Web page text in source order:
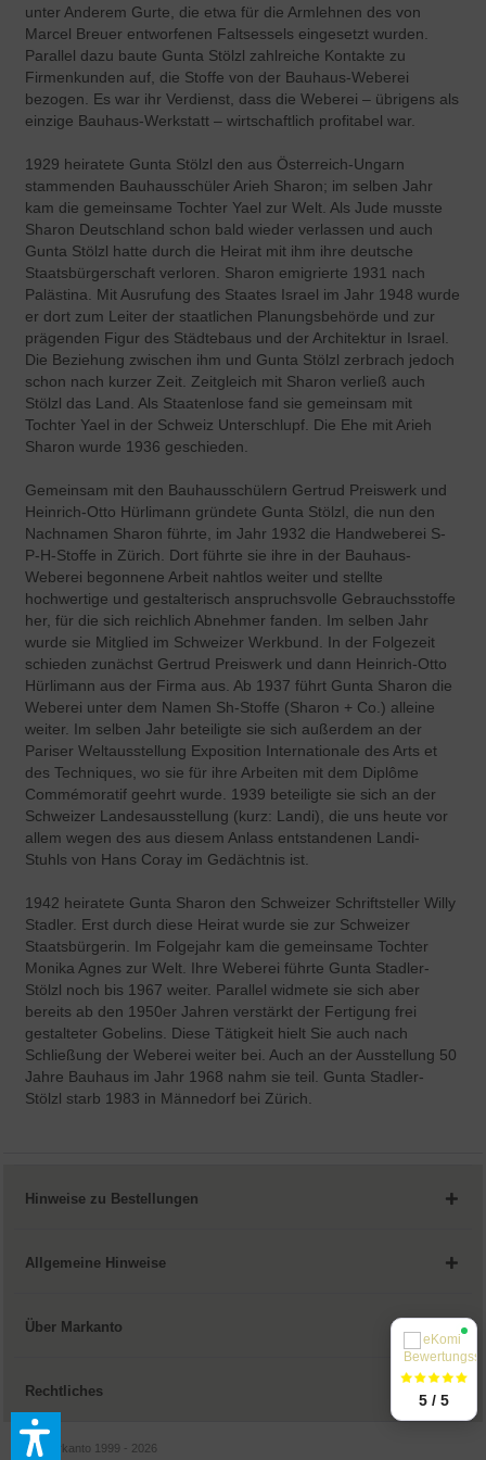
unter Anderem Gurte, die etwa für die Armlehnen des von
Marcel Breuer entworfenen Faltsessels eingesetzt wurden.
Parallel dazu baute Gunta Stölzl zahlreiche Kontakte zu
Firmenkunden auf, die Stoffe von der Bauhaus-Weberei
bezogen. Es war ihr Verdienst, dass die Weberei – übrigens als
einzige Bauhaus-Werkstatt – wirtschaftlich profitabel war.
1929 heiratete Gunta Stölzl den aus Österreich-Ungarn
stammenden Bauhausschüler Arieh Sharon; im selben Jahr
kam die gemeinsame Tochter Yael zur Welt. Als Jude musste
Sharon Deutschland schon bald wieder verlassen und auch
Gunta Stölzl hatte durch die Heirat mit ihm ihre deutsche
Staatsbürgerschaft verloren. Sharon emigrierte 1931 nach
Palästina. Mit Ausrufung des Staates Israel im Jahr 1948 wurde
er dort zum Leiter der staatlichen Planungsbehörde und zur
prägenden Figur des Städtebaus und der Architektur in Israel.
Die Beziehung zwischen ihm und Gunta Stölzl zerbrach jedoch
schon nach kurzer Zeit. Zeitgleich mit Sharon verließ auch
Stölzl das Land. Als Staatenlose fand sie gemeinsam mit
Tochter Yael in der Schweiz Unterschlupf. Die Ehe mit Arieh
Sharon wurde 1936 geschieden.
Gemeinsam mit den Bauhausschülern Gertrud Preiswerk und
Heinrich-Otto Hürlimann gründete Gunta Stölzl, die nun den
Nachnamen Sharon führte, im Jahr 1932 die Handweberei S-
P-H-Stoffe in Zürich. Dort führte sie ihre in der Bauhaus-
Weberei begonnene Arbeit nahtlos weiter und stellte
hochwertige und gestalterisch anspruchsvolle Gebrauchsstoffe
her, für die sich reichlich Abnehmer fanden. Im selben Jahr
wurde sie Mitglied im Schweizer Werkbund. In der Folgezeit
schieden zunächst Gertrud Preiswerk und dann Heinrich-Otto
Hürlimann aus der Firma aus. Ab 1937 führt Gunta Sharon die
Weberei unter dem Namen Sh-Stoffe (Sharon + Co.) alleine
weiter. Im selben Jahr beteiligte sie sich außerdem an der
Pariser Weltausstellung Exposition Internationale des Arts et
des Techniques, wo sie für ihre Arbeiten mit dem Diplôme
Commémoratif geehrt wurde. 1939 beteiligte sie sich an der
Schweizer Landesausstellung (kurz: Landi), die uns heute vor
allem wegen des aus diesem Anlass entstandenen Landi-
Stuhls von Hans Coray im Gedächtnis ist.
1942 heiratete Gunta Sharon den Schweizer Schriftsteller Willy
Stadler. Erst durch diese Heirat wurde sie zur Schweizer
Staatsbürgerin. Im Folgejahr kam die gemeinsame Tochter
Monika Agnes zur Welt. Ihre Weberei führte Gunta Stadler-
Stölzl noch bis 1967 weiter. Parallel widmete sie sich aber
bereits ab den 1950er Jahren verstärkt der Fertigung frei
gestalteter Gobelins. Diese Tätigkeit hielt Sie auch nach
Schließung der Weberei weiter bei. Auch an der Ausstellung 50
Jahre Bauhaus im Jahr 1968 nahm sie teil. Gunta Stadler-
Stölzl starb 1983 in Männedorf bei Zürich.
Hinweise zu Bestellungen
Allgemeine Hinweise
Über Markanto
Rechtliches
© by Markanto 1999 - 2026
5 / 5